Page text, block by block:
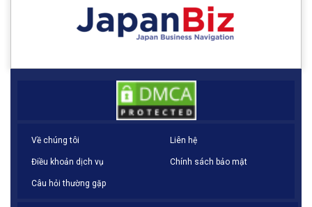
Về chúng tôi Liên hệ
Điều khoản dịch vụ Chính sách bảo mật
Câu hỏi thường gặp